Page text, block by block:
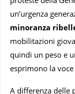
un’urgenza
minoranza
mobilitazioni
quindi un peso e
esprimono la
A differenza delle